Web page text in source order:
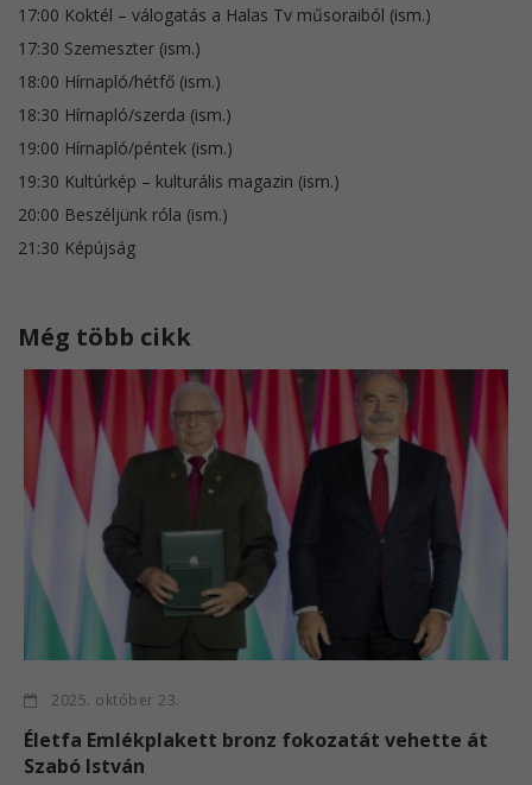
17:00 Koktél – válogatás a Halas Tv műsoraiból (ism.)
17:30 Szemeszter (ism.)
18:00 Hírnapló/hétfő (ism.)
18:30 Hírnapló/szerda (ism.)
19:00 Hírnapló/péntek (ism.)
19:30 Kultúrkép – kulturális magazin (ism.)
20:00 Beszéljünk róla (ism.)
21:30 Képújság
Még több cikk
2025. október 23.
Életfa Emlékplakett bronz fokozatát vehette át
Szabó István